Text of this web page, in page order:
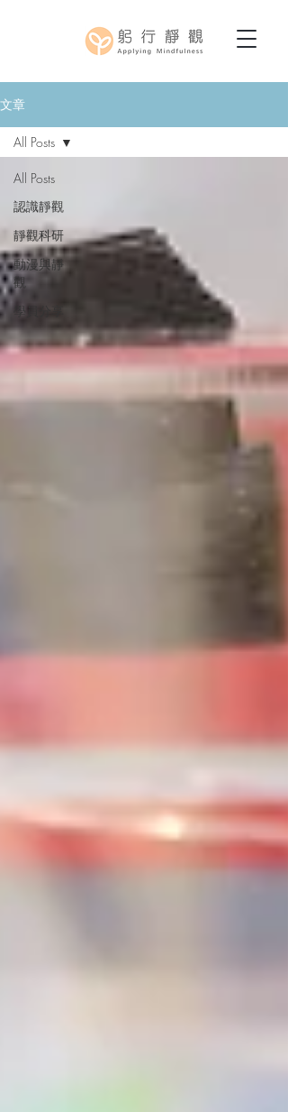
文章
All Posts
認識靜觀
靜觀科研
動漫與靜
觀
學員分享
All Posts